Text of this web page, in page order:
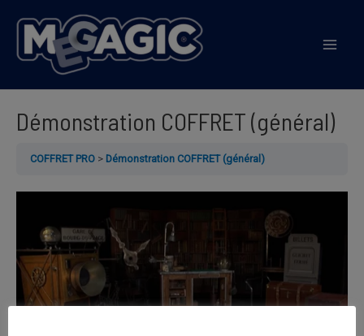
contenu
Démonstration COFFRET (général)
COFFRET PRO Démonstration COFFRET (général)